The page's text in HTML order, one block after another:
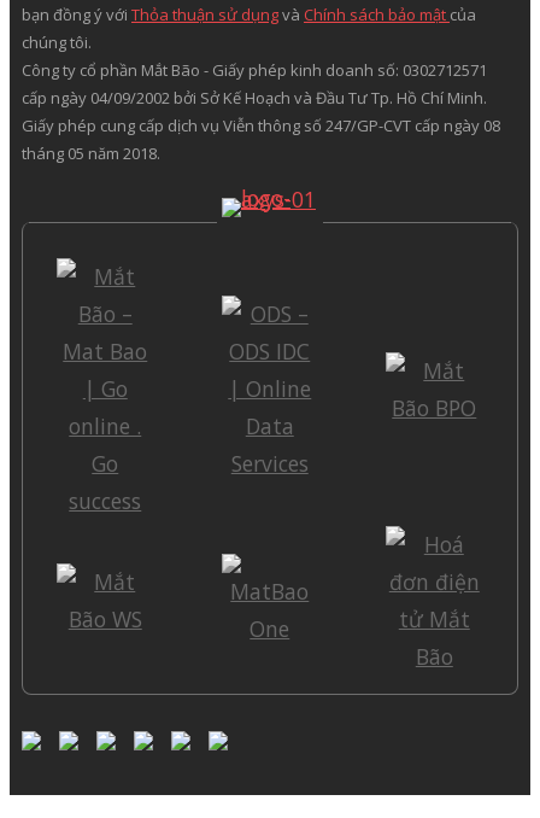
bạn đồng ý với Thỏa thuận sử dụngvà Chính sách bảo mật của
chúng tôi.
Công ty cổ phần Mắt Bão - Giấy phép kinh doanh số: 0302712571
cấp ngày 04/09/2002 bởi Sở Kế Hoạch và Đầu Tư Tp. Hồ Chí Minh.
Giấy phép cung cấp dịch vụ Viễn thông số 247/GP-CVT cấp ngày 08
tháng 05 năm 2018.